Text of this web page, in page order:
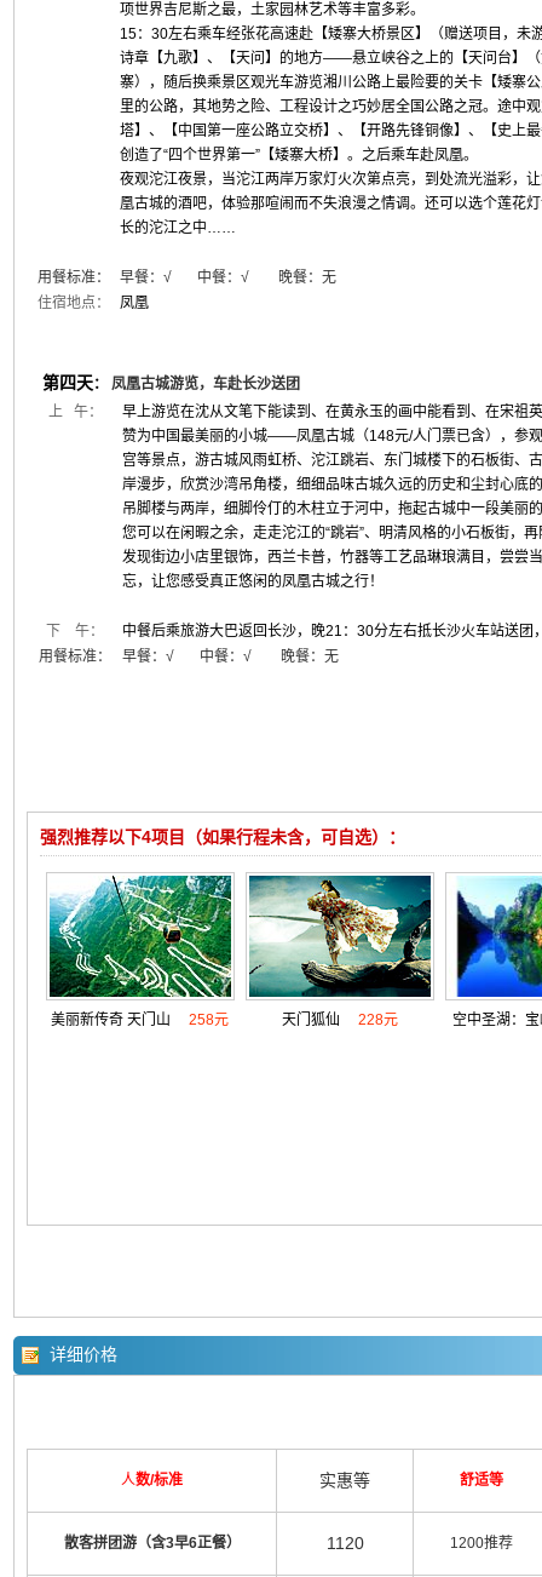
项世界吉尼斯之最，土家园林艺术等丰富多彩。
15：30左右乘车经张花高速赴【矮寨大桥景区】（赠送项目，未
诗章【九歌】、【天问】的地方——悬立峡谷之上的【天问台】
寨），随后换乘景区观光车游览湘川公路上最险要的关卡【矮寨
里的公路，其地势之险、工程设计之巧妙居全国公路之冠。途中
塔】、【中国第一座公路立交桥】、【开路先锋铜像】、【史上
创造了“四个世界第一”【矮寨大桥】。之后乘车赴凤凰。
夜观沱江夜景，当沱江两岸万家灯火次第点亮，到处流光溢彩，
凰古城的酒吧，体验那喧闹而不失浪漫之情调。还可以选个莲花
长的沱江之中……
用餐标准： 早餐： √ 中餐：√ 晚餐：无
住宿地点：
凤凰
第四天：
凤凰古城游览，车赴长沙送团
上 午：
早上游览在沈从文笔下能读到、在黄永玉的画中能看到、在宋祖
赞为中国最美丽的小城——凤凰古城（148元/人门票已含），参
宫等景点，游古城风雨虹桥、沱江跳岩、东门城楼下的石板街、
岸漫步，欣赏沙湾吊角楼，细细品味古城久远的历史和尘封心底
吊脚楼与两岸，细脚伶仃的木柱立于河中，拖起古城中一段美丽
您可以在闲暇之余，走走沱江的“跳岩”、明清风格的小石板街，
发现街边小店里银饰，西兰卡普，竹器等工艺品琳琅满目，尝尝
忘，让您感受真正悠闲的凤凰古城之行！
下 午：
中餐后乘旅游大巴返回长沙，晚21：30分左右抵长沙火车站送团
用餐标准：
早餐： √ 中餐：√ 晚餐：无
强烈推荐以下4项目（如果行程未含，可自选）：
美丽新传奇 天门山 258元 天门狐仙 228元 空中圣湖：
详细价格
人数/标准 实惠等 舒适等
散客拼团游（含3早6正餐） 1120 1200推荐